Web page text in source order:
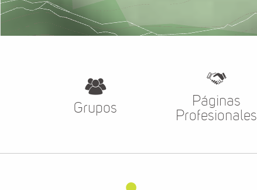
Grupos
Páginas
Profesionales